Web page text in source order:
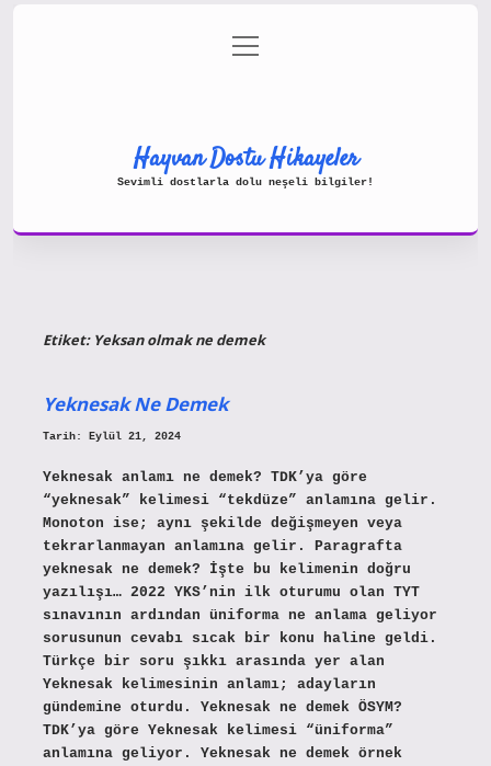
Gizlilik Politikası
menüyü
aç
Hayvan Dostu Hikayeler
Sevimli dostlarla dolu neşeli bilgiler!
Etiket: Yeksan olmak ne demek
Yeknesak Ne Demek
Tarih: Eylül 21, 2024
Yeknesak anlamı ne demek? TDK’ya göre
“yeknesak” kelimesi “tekdüze” anlamına gelir.
Monoton ise; aynı şekilde değişmeyen veya
tekrarlanmayan anlamına gelir. Paragrafta
yeknesak ne demek? İşte bu kelimenin doğru
yazılışı… 2022 YKS’nin ilk oturumu olan TYT
sınavının ardından üniforma ne anlama geliyor
sorusunun cevabı sıcak bir konu haline geldi.
Türkçe bir soru şıkkı arasında yer alan
Yeknesak kelimesinin anlamı; adayların
gündemine oturdu. Yeknesak ne demek ÖSYM?
TDK’ya göre Yeknesak kelimesi “üniforma”
anlamına geliyor. Yeknesak ne demek örnek